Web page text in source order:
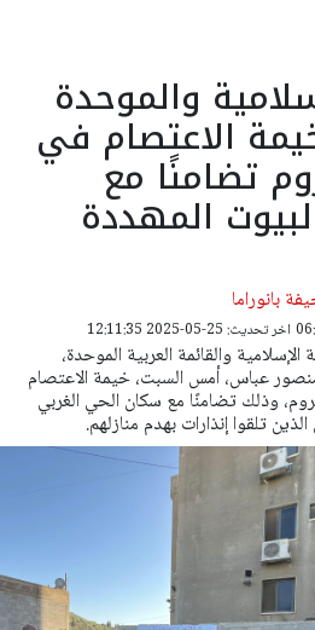
والموحدة
الاعتصام في
تضامنًا مع
المهددة
بانوراما
اخر تحديث: 25-05-2025 12:11:35
والقائمة العربية الموحدة،
عباس، أمس السبت، خيمة الاعتصام
وذلك تضامنًا مع سكان الحي الغربي
تلقوا إنذارات بهدم منازلهم.